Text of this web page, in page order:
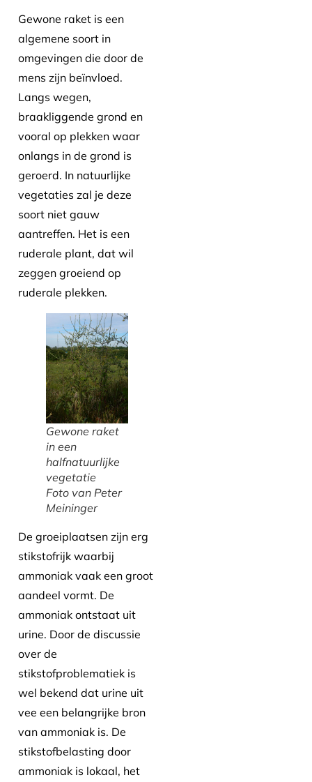
Gewone raket is een
algemene soort in
omgevingen die door de
mens zijn beïnvloed.
Langs wegen,
braakliggende grond en
vooral op plekken waar
onlangs in de grond is
geroerd. In natuurlijke
vegetaties zal je deze
soort niet gauw
aantreffen. Het is een
ruderale plant, dat wil
zeggen groeiend op
ruderale plekken.
Gewone raket
in een
halfnatuurlijke
vegetatie
Foto van Peter
Meininger
De groeiplaatsen zijn erg
stikstofrijk waarbij
ammoniak vaak een groot
aandeel vormt. De
ammoniak ontstaat uit
urine. Door de discussie
over de
stikstofproblematiek is
wel bekend dat urine uit
vee een belangrijke bron
van ammoniak is. De
stikstofbelasting door
ammoniak is lokaal, het